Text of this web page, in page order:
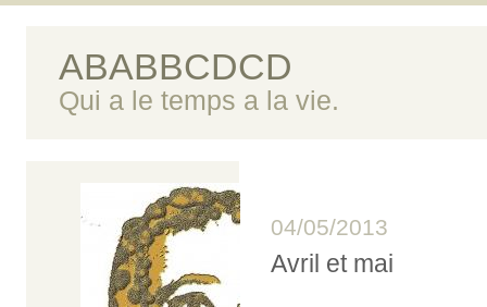
ABABBCDCD
Qui a le temps a la vie.
04/05/2013
Avril et mai